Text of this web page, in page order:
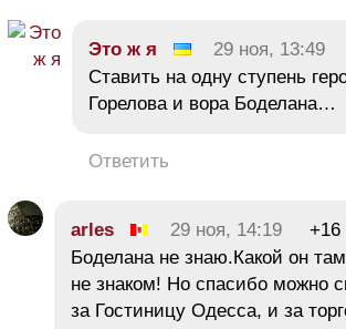
Это ж я 29 ноя, 13:49
Ставить на одну ступень
Горелова и вора Боделана…
Ответить
arles 29 ноя, 14:19
+16
Боделана не знаю.Какой он
не знаком! Но спасибо можно
за Гостиницу Одесса, и за